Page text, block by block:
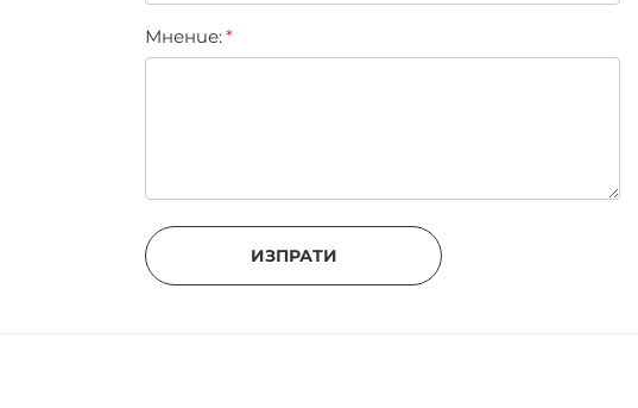
Мнение:
ИЗПРАТИ